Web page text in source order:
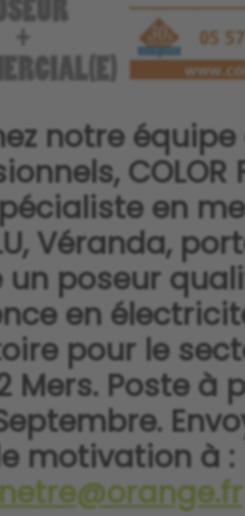
notre équipe
COLOR
en
Véranda,
un poseur
en
pour le
Mers. Poste à
motivation à :